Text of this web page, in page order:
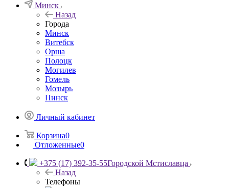
Минск
Назад
Города
Минск
Витебск
Орша
Полоцк
Могилев
Гомель
Мозырь
Пинск
Личный кабинет
Корзина0
Отложенные0
+375 (17) 392-35-55Городской Мстиславца
Назад
Телефоны